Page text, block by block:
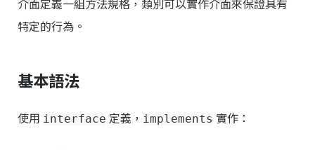
介面定義一組方法規格，類別可以實作介面來保證具有
特定的行為。
基本語法
使用 interface 定義， implements 實作：